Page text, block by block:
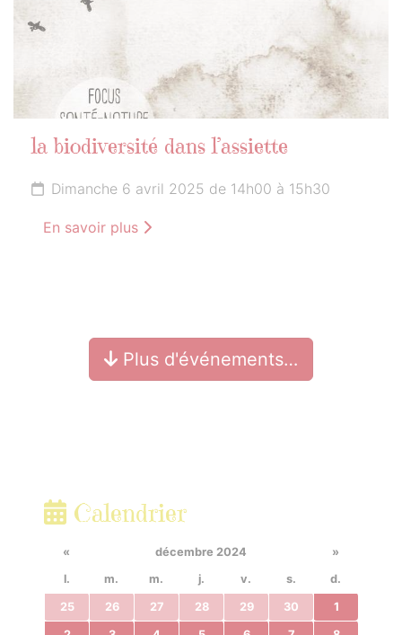
la biodiversité dans l’assiette
Dimanche 6 avril 2025 de 14h00 à 15h30
En savoir plus
Plus d'événements…
Calendrier
« décembre 2024
»
l.
m. m. j. v. s. d.
25 26 27 28 29 30 1